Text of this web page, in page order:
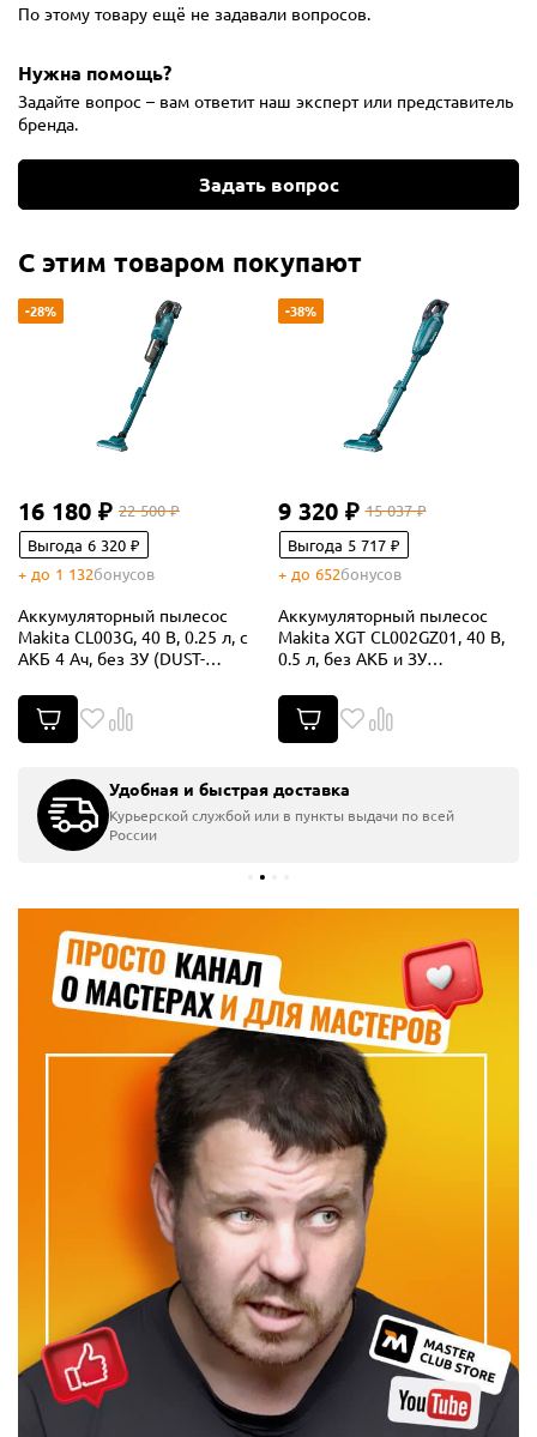
По этому товару ещё не задавали вопросов.
Нужна помощь?
Задайте вопрос – вам ответит наш эксперт или представитель
бренда.
Задать вопрос
С этим товаром покупают
-28%
16 180 ₽ 22 500 ₽
Выгода 6 320 ₽
+ до 1 132бонусов
Аккумуляторный пылесос
Makita CL003G, 40 В, 0.25 л, с
АКБ 4 Ач, без ЗУ (DUST-
-38%
9 320 ₽ 15 037 ₽
Выгода 5 717 ₽
+ до 652бонусов
Аккумуляторный пылесос
Makita XGT CL002GZ01, 40 В,
0.5 л, без АКБ и ЗУ
Удобная и быстрая доставка
Курьерской службой или в пункты выдачи по всей
России